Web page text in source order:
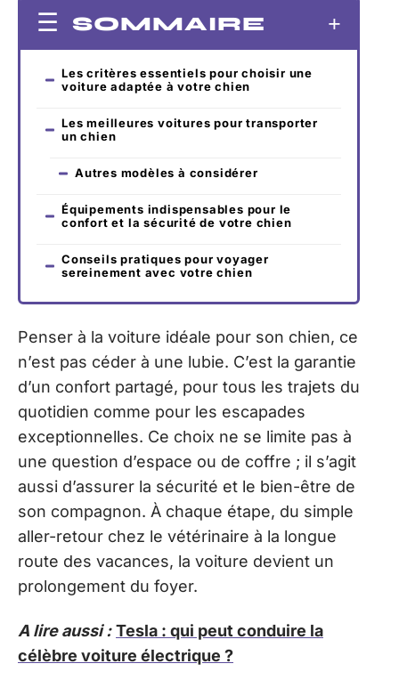
SOMMAIRE
Les critères essentiels pour choisir une
voiture adaptée à votre chien
Les meilleures voitures pour transporter
un chien
Autres modèles à considérer
Équipements indispensables pour le
confort et la sécurité de votre chien
Conseils pratiques pour voyager
sereinement avec votre chien
Penser à la voiture idéale pour son chien, ce
n’est pas céder à une lubie. C’est la garantie
d’un confort partagé, pour tous les trajets du
quotidien comme pour les escapades
exceptionnelles. Ce choix ne se limite pas à
une question d’espace ou de coffre ; il s’agit
aussi d’assurer la sécurité et le bien-être de
son compagnon. À chaque étape, du simple
aller-retour chez le vétérinaire à la longue
route des vacances, la voiture devient un
prolongement du foyer.
A lire aussi : Tesla : qui peut conduire la
célèbre voiture électrique ?